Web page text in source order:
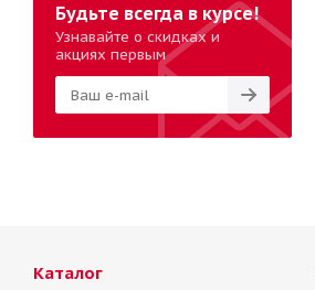
Будьте всегда в курсе!
Узнавайте о скидках и
акциях первым
Каталог